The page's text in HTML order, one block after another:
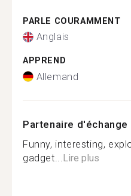
PARLE COURAMMENT
Anglais
APPREND
Allemand
Partenaire
Funny, interesting,
gadget... Lire plus